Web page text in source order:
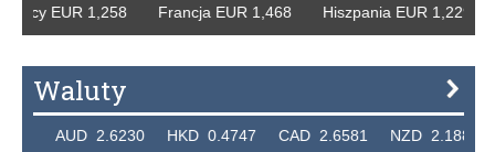
EUR 1,258 Francja EUR 1,468 Hiszpania EUR 1,229
Waluty
AUD 2.6230 HKD 0.4747 CAD 2.6581 NZD 2.1889